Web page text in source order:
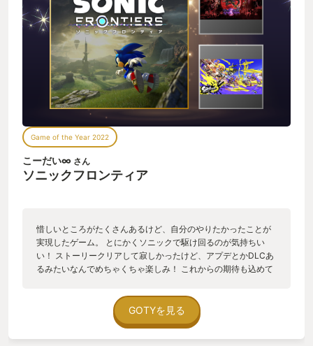
まった仲間達…。 などなど、過去作品との繋がりやキャラクタ
ーの深堀りもあり、ここ10年程が酷かったからか久々に引き込
まれました。 ですが、ストーリーの進行は結構淡々としてい
て、もう少し重みが欲しかったのが本音……。 ・不満点も結構
あることはある 本作が時間を忘れるほどの面白さがあることは
間違いないのですが、やはり不満点はあります。 本作にはレベ
ルの概念（ソニックのスピードUPなど）があるのですが、一部
レベルは１ずつしか上げられなかったり、恐らく初めて導入さ
れたであろうバトルシステムも、コンボ中に時が止まって演出
が入る技があるなど、所々にテンポの悪さが見られました。 ま
た、あるタイミングでソニックはスーパーソニック（スーパー
サイヤ人みたいなやつ）に変身するのですが、個人的にスーパ
ーソニックに変身した時が最もテンポの悪さを感じました。
（自分が下手なだけかもしれませんがｗ） --- とまぁ、色々と
過去作と比べると遊びやすくなってるので、「最近のソニック
って速いし覚えゲーやん」て敬遠してる人、まだソニックのゲ
ームをプレイしたことない人にとっても触れやすい作品なんじ
ゃないかと思います。 あとソニックのBGMは神です。超燃えま
Game of the Year 2022
こーだい∞ さん
ソニックフロンティア
惜しいところがたくさんあるけど、自分のやりたかったことが
実現したゲーム。 とにかくソニックで駆け回るのが気持ちい
い！ ストーリークリアして寂しかったけど、アプデとかDLCあ
るみたいなんでめちゃくちゃ楽しみ！ これからの期待も込めて
GOTYを見る